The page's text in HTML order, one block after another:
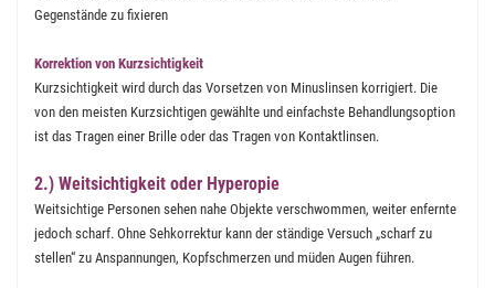
Gegenstände zu fixieren
Korrektion von Kurzsichtigkeit
Kurzsichtigkeit wird durch das Vorsetzen von Minuslinsen korrigiert. Die
von den meisten Kurzsichtigen gewählte und einfachste Behandlungsoption
ist das Tragen einer Brille oder das Tragen von Kontaktlinsen.
2.) Weitsichtigkeit oder Hyperopie
Weitsichtige Personen sehen nahe Objekte verschwommen, weiter enfernte
jedoch scharf. Ohne Sehkorrektur kann der ständige Versuch „scharf zu
stellen“ zu Anspannungen, Kopfschmerzen und müden Augen führen.